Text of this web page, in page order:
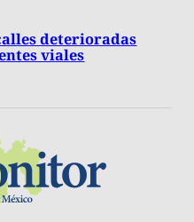
deterioradas
viales